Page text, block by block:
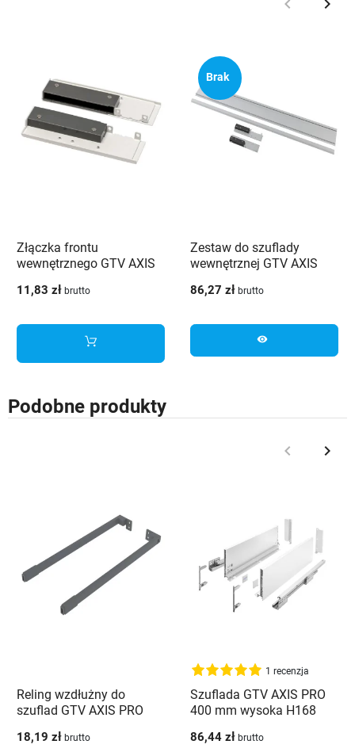
Poprzedni
keyboard_arrow_left keyboard_arrow_right
Złączka frontu
wewnętrznego GTV AXIS
PB-AXISPRO-WEWMOCB1
11,83 zł brutto
Brak
Zestaw do szuflady
wewnętrznej GTV AXIS
PB-AXISPRO-ZESWEW-B1
86,27 zł brutto
visibility
Podobne produkty
Poprzedni
keyboard_arrow_left keyboard_arrow_right
Reling wzdłużny do
szuflad GTV AXIS PRO
AXISPRO-RELKW350
18,19 zł brutto
1 recenzja
Szuflada GTV AXIS PRO
400 mm wysoka H168
KPL400C1
86,44 zł brutto